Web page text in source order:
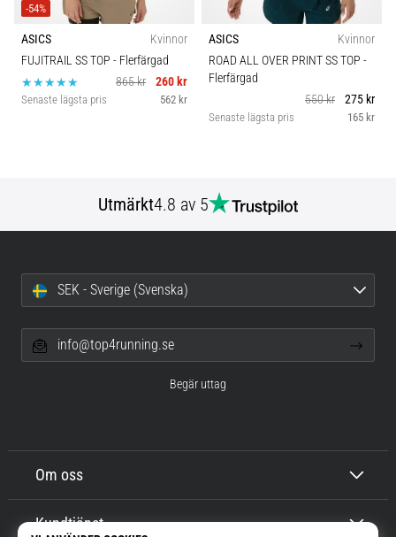
-54%
ASICS
Kvinnor
FUJITRAIL SS TOP - Flerfärgad
865 kr
260 kr
Senaste lägsta pris 562 kr
ASICS
Kvinnor
ROAD ALL OVER PRINT SS TOP -
Flerfärgad
550 kr
275 kr
Senaste lägsta pris 165 kr
Utmärkt4.8 av 5
Om oss
Kundtjänst
SEK - Sverige (Svenska)
info@top4running.se
Begär uttag